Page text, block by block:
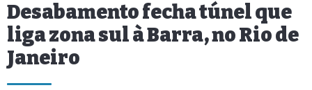
Desabamento fecha túnel que
liga zona sul à Barra, no Rio de
Janeiro